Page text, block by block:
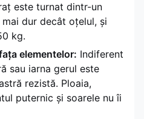
este turnat dintr-un
dur decât oțelul, și
kg.
elementelor: Indiferent
sau iarna gerul este
rezistă. Ploaia,
puternic și soarele nu îi